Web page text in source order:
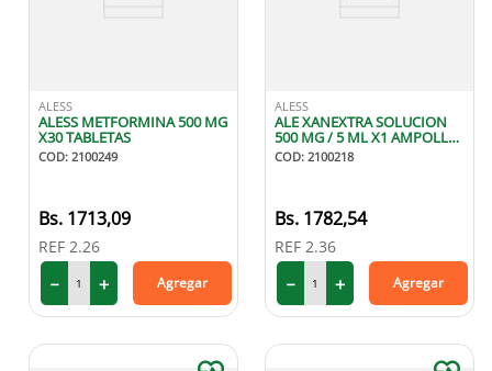
ALESS
ALESS METFORMINA 500 MG
X30 TABLETAS
COD: 2100249
1713,09
REF 2.26
＋
－ Agregar
ALESS
ALE XANEXTRA SOLUCION
500 MG / 5 ML X1 AMPOLLA
INYECTABLE INTRAVENOSA
COD: 2100218
1782,54
REF 2.36
＋
－ Agregar